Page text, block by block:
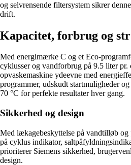
og selvrensende filtersystem sikrer
drift.
Kapacitet, forbrug og
Med energimærke C og et Eco-
cyklusser og vandforbrug på 9.5 liter
opvaskemaskine ydeevne med
programmer, udskudt startmuligheder
70 °C for perfekte resultater hver gang.
Sikkerhed og design
Med lækagebeskyttelse på vandtilløb
på cyklus indikator,
prioriterer Siemens sikkerhed,
design.